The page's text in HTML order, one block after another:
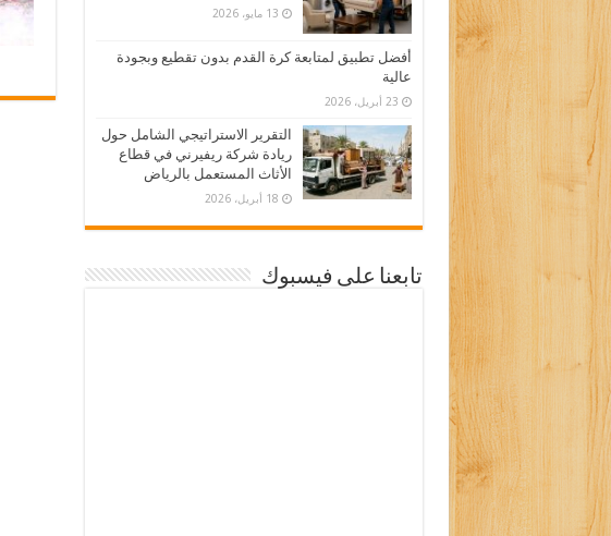
13 مايو، 2026
أفضل تطبيق لمتابعة كرة القدم بدون تقطيع وبجودة
عالية
23 أبريل، 2026
التقرير الاستراتيجي الشامل حول
ريادة شركة ريفيرني في قطاع
الأثاث المستعمل بالرياض
18 أبريل، 2026
تابعنا على فيسبوك